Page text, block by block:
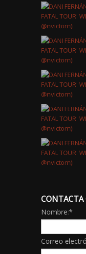
CONTACTA
Nombre:*
Correo